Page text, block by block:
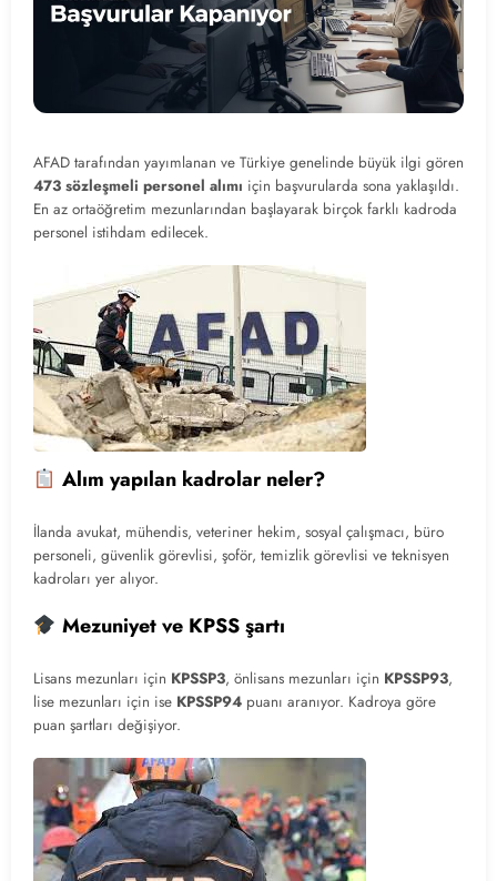
AFAD tarafından yayımlanan ve Türkiye genelinde büyük ilgi gören
473 sözleşmeli personel alımı için başvurularda sona yaklaşıldı.
En az ortaöğretim mezunlarından başlayarak birçok farklı kadroda
personel istihdam edilecek.
Alım yapılan kadrolar neler?
İlanda avukat, mühendis, veteriner hekim, sosyal çalışmacı, büro
personeli, güvenlik görevlisi, şoför, temizlik görevlisi ve teknisyen
kadroları yer alıyor.
Mezuniyet ve KPSS şartı
Lisans mezunları için KPSSP3, önlisans mezunları için KPSSP93,
lise mezunları için ise KPSSP94 puanı aranıyor. Kadroya göre
puan şartları değişiyor.